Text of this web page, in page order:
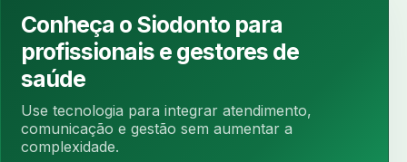
ansiedade odontologica antes e depois
antibiotico antibioticos
apertamento diurno apinhamento dentario
apneia apneia do sono
Conheça o Siodonto para
profissionais e gestores de
saúde
Use tecnologia para integrar atendimento,
comunicação e gestão sem aumentar a
complexidade.